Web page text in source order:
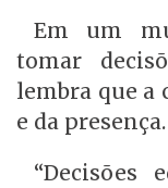
Em um
tomar
lembra que a
e da presença.
“Decisões